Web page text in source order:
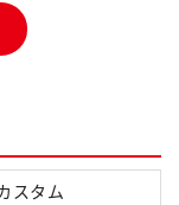
スタム